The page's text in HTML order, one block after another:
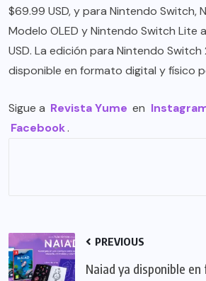
$69.99 USD, y para Nintendo Switch,
Modelo OLED y Nintendo Switch Lite
USD. La edición para Nintendo
disponible en formato digital y físico
Sigue a Revista Yume en
Facebook.
PREVIOUS
Naiad ya disponible